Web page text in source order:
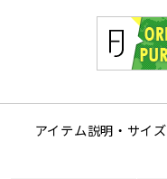
アイテム説明・サイズ